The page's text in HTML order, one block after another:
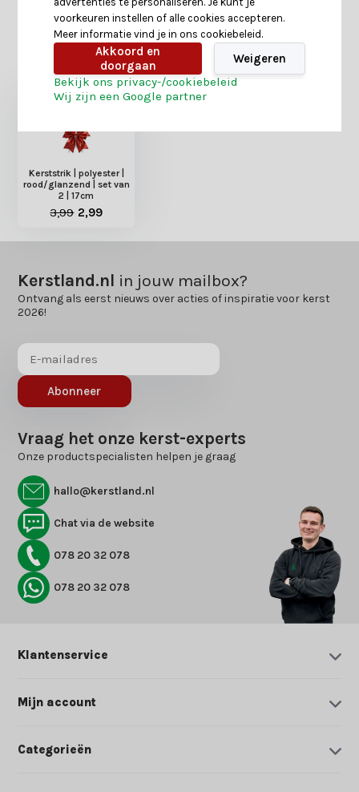
Heb je nog interesse in deze recent bekeken
Kerststrik | polyester |
rood/glanzend | set van
2 | 17cm
3,99 2,99
Kerstland.nl in jouw mailbox?
Ontvang als eerst nieuws over acties of inspiratie voor kerst
2026!
Abonneer
Vraag het onze kerst-experts
Onze productspecialisten helpen je graag
hallo@kerstland.nl
Chat via de website
078 20 32 078
078 20 32 078
Klantenservice
Mijn account
Categorieën
voorkeuren instellen of alle cookies accepteren.
Meer informatie vind je in ons cookiebeleid.
Akkoord en
doorgaan
Weigeren
Bekijk ons privacy-/cookiebeleid
Wij zijn een Google partner